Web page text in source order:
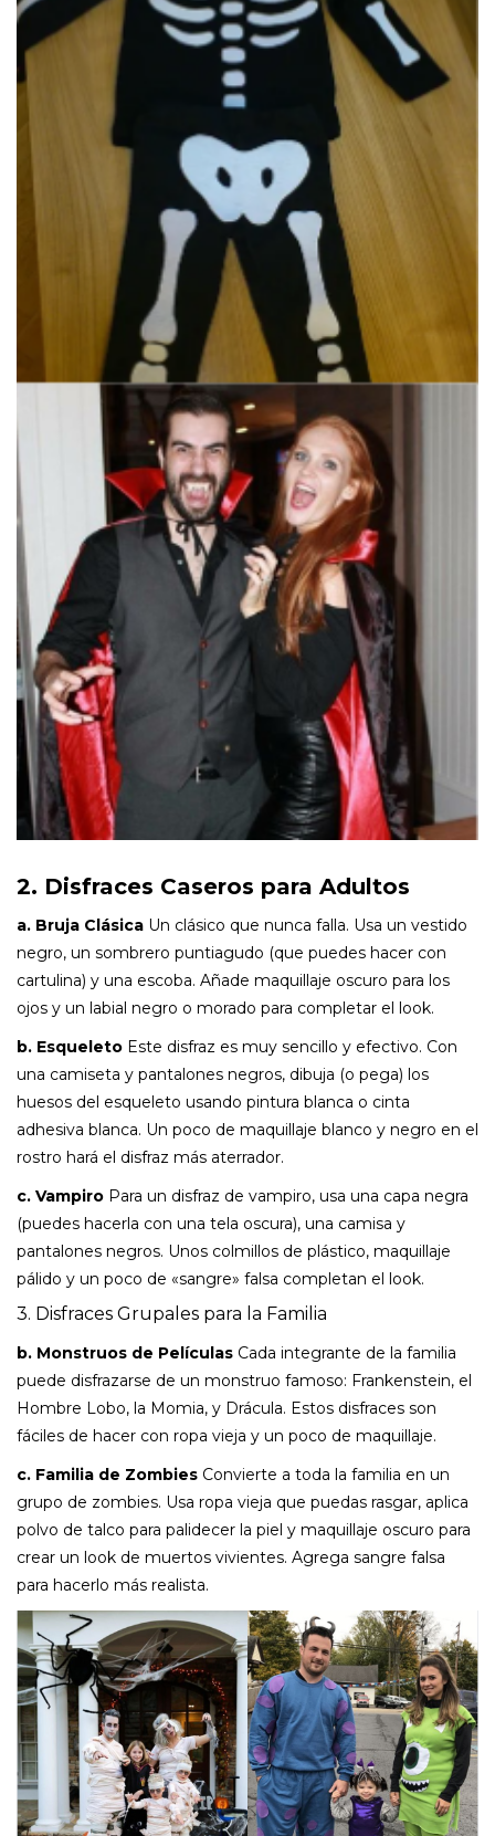
2. Disfraces Caseros para Adultos
a. Bruja Clásica Un clásico que nunca falla. Usa un vestido
negro, un sombrero puntiagudo (que puedes hacer con
cartulina) y una escoba. Añade maquillaje oscuro para los
ojos y un labial negro o morado para completar el look.
b. Esqueleto Este disfraz es muy sencillo y efectivo. Con
una camiseta y pantalones negros, dibuja (o pega) los
huesos del esqueleto usando pintura blanca o cinta
adhesiva blanca. Un poco de maquillaje blanco y negro en el
rostro hará el disfraz más aterrador.
c. Vampiro Para un disfraz de vampiro, usa una capa negra
(puedes hacerla con una tela oscura), una camisa y
pantalones negros. Unos colmillos de plástico, maquillaje
pálido y un poco de «sangre» falsa completan el look.
3. Disfraces Grupales para la Familia
b. Monstruos de Películas Cada integrante de la familia
puede disfrazarse de un monstruo famoso: Frankenstein, el
Hombre Lobo, la Momia, y Drácula. Estos disfraces son
fáciles de hacer con ropa vieja y un poco de maquillaje.
c. Familia de Zombies Convierte a toda la familia en un
grupo de zombies. Usa ropa vieja que puedas rasgar, aplica
polvo de talco para palidecer la piel y maquillaje oscuro para
crear un look de muertos vivientes. Agrega sangre falsa
para hacerlo más realista.